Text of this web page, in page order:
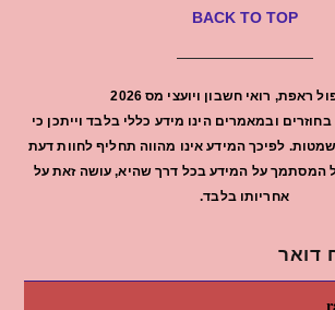
BACK TO TOP
ראפת, רואי חשבון ויועצי מס2026
ובמאמרים הינו מידע כללי בלבד וייתכן כי
לפיכך המידע אינו מהווה תחליף לחוות דעת
המסתמך על המידע בכל דרך שהיא, עושה זאת על
אחריותו בלבד.
דואר